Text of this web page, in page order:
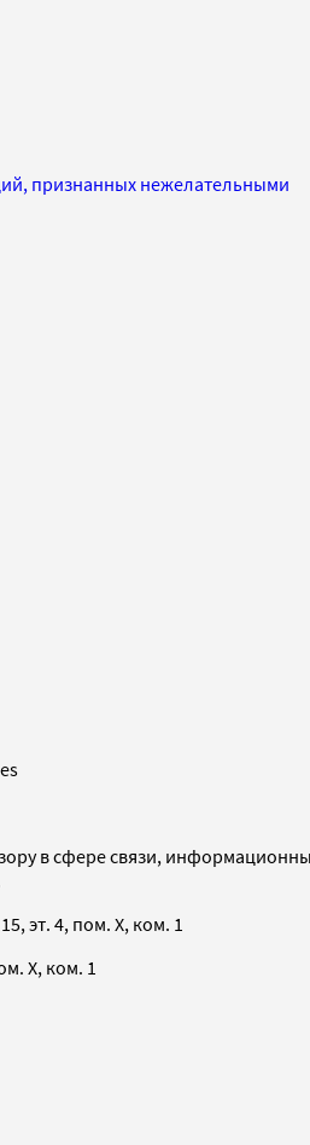
признанных нежелательными
в сфере связи,
эт. 4, пом. X, ком. 1
X, ком. 1